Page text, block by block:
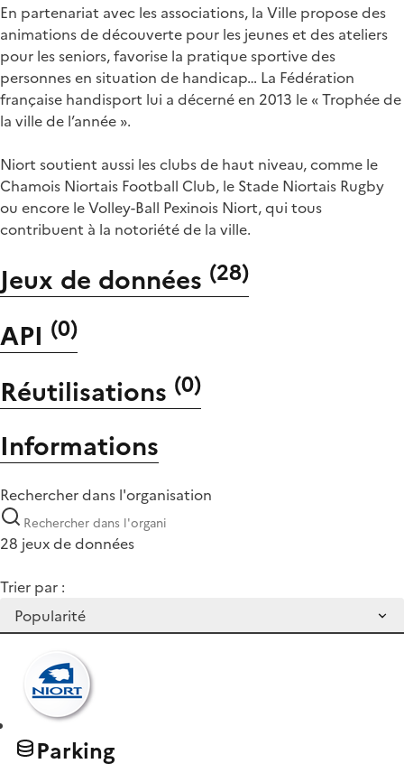
En partenariat avec les associations, la Ville propose des
animations de découverte pour les jeunes et des ateliers
pour les seniors, favorise la pratique sportive des
personnes en situation de handicap… La Fédération
française handisport lui a décerné en 2013 le « Trophée de
la ville de l’année ».
Niort soutient aussi les clubs de haut niveau, comme le
Chamois Niortais Football Club, le Stade Niortais Rugby
ou encore le Volley-Ball Pexinois Niort, qui tous
contribuent à la notoriété de la ville.
Jeux de données (28)
API (0)
Réutilisations (0)
Informations
Rechercher dans l'organisation
28 jeux de données
Trier par :
Parking